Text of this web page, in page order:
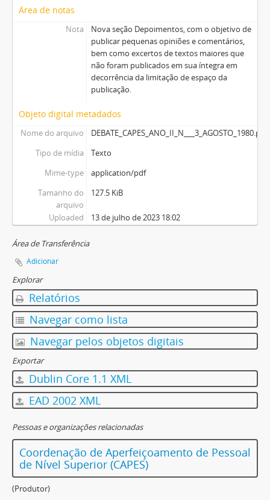
Área de notas
Nota
Nova seção Depoimentos, com o objetivo de
publicar pequenas opiniões e comentários,
bem como excertos de textos maiores que
não foram publicados em sua íntegra em
decorrência da limitação de espaço da
publicação.
Objeto digital metadados
Nome do arquivo
DEBATE_CAPES_ANO_II_N___3_AGOSTO_1980.pdf
Tipo de mídia
Texto
Mime-type
application/pdf
Tamanho do
arquivo
127.5 KiB
Uploaded 13 de julho de 2023 18:02
Área de Transferência
Adicionar
Explorar
Relatórios
Navegar como lista
Navegar pelos objetos digitais
Exportar
Dublin Core 1.1 XML
EAD 2002 XML
Pessoas e organizações relacionadas
Coordenação de Aperfeiçoamento de Pessoal
de Nível Superior (CAPES)
(Produtor)